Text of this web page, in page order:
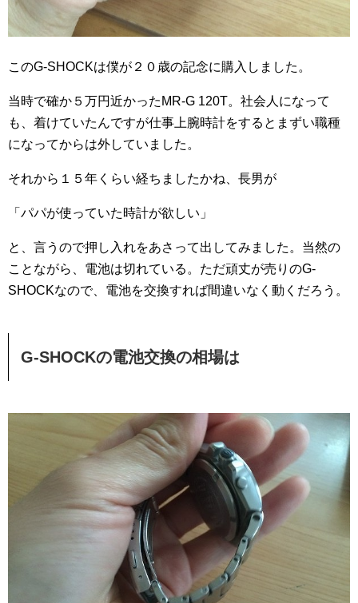
このG-SHOCKは僕が２０歳の記念に購入しました。
当時で確か５万円近かったMR-G 120T。社会人になって
も、着けていたんですが仕事上腕時計をするとまずい職種
になってからは外していました。
それから１５年くらい経ちましたかね、長男が
「パパが使っていた時計が欲しい」
と、言うので押し入れをあさって出してみました。当然の
ことながら、電池は切れている。ただ頑丈が売りのG-
SHOCKなので、電池を交換すれば間違いなく動くだろう。
G-SHOCKの電池交換の相場は